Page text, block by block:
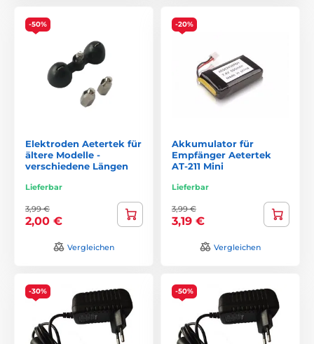
-50%
Elektroden Aetertek für
ältere Modelle -
verschiedene Längen
Lieferbar
3,99 €
2,00 €
Vergleichen
-20%
Akkumulator für
Empfänger Aetertek
AT-211 Mini
Lieferbar
3,99 €
3,19 €
Vergleichen
-30% -50%